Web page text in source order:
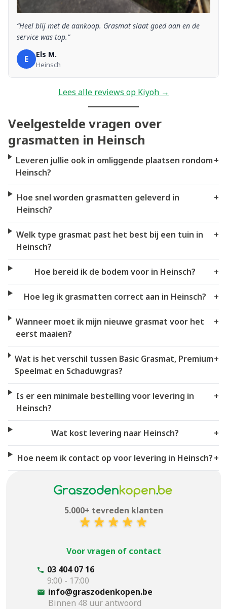
“Heel blij met de aankoop. Grasmat slaat goed aan en de
service was top.”
E Els M.
Heinsch
Lees alle reviews op Kiyoh →
Veelgestelde vragen over
grasmatten in Heinsch
Leveren jullie ook in omliggende plaatsen rondom
Heinsch?
+
Hoe snel worden grasmatten geleverd in
Heinsch?
+
Welk type grasmat past het best bij een tuin in
Heinsch?
+
Hoe bereid ik de bodem voor in Heinsch? +
Hoe leg ik grasmatten correct aan in Heinsch? +
Wanneer moet ik mijn nieuwe grasmat voor het
eerst maaien?
+
Wat is het verschil tussen Basic Grasmat, Premium
Speelmat en Schaduwgras?
+
Is er een minimale bestelling voor levering in
Heinsch?
+
Wat kost levering naar Heinsch? +
Hoe neem ik contact op voor levering in Heinsch?+
5.000+ tevreden klanten
Voor vragen of contact
03 404 07 16
9:00 - 17:00
info@graszodenkopen.be
Binnen 48 uur antwoord